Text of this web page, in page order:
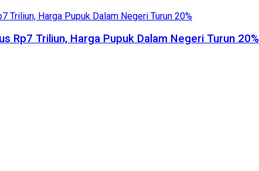
Rp7 Triliun, Harga Pupuk Dalam Negeri Turun 20%